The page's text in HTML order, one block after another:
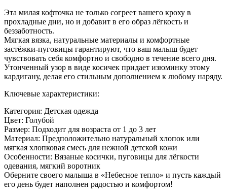
Эта милая кофточка не только согреет вашего кроху в
прохладные дни, но и добавит в его образ лёгкость и
беззаботность.
Мягкая вязка, натуральные материалы и комфортные
застёжки-пуговицы гарантируют, что ваш малыш будет
чувствовать себя комфортно и свободно в течение всего дня.
Утонченный узор в виде косичек придает изюминку этому
кардигану, делая его стильным дополнением к любому наряду.
Ключевые характеристики:
Категория: Детская одежда
Цвет: Голубой
Размер: Подходит для возраста от 1 до 3 лет
Материал: Предположительно натуральный хлопок или
мягкая хлопковая смесь для нежной детской кожи
Особенности: Вязаные косички, пуговицы для лёгкости
одевания, мягкий воротник
Оберните своего малыша в «Небесное тепло» и пусть каждый
его день будет наполнен радостью и комфортом!